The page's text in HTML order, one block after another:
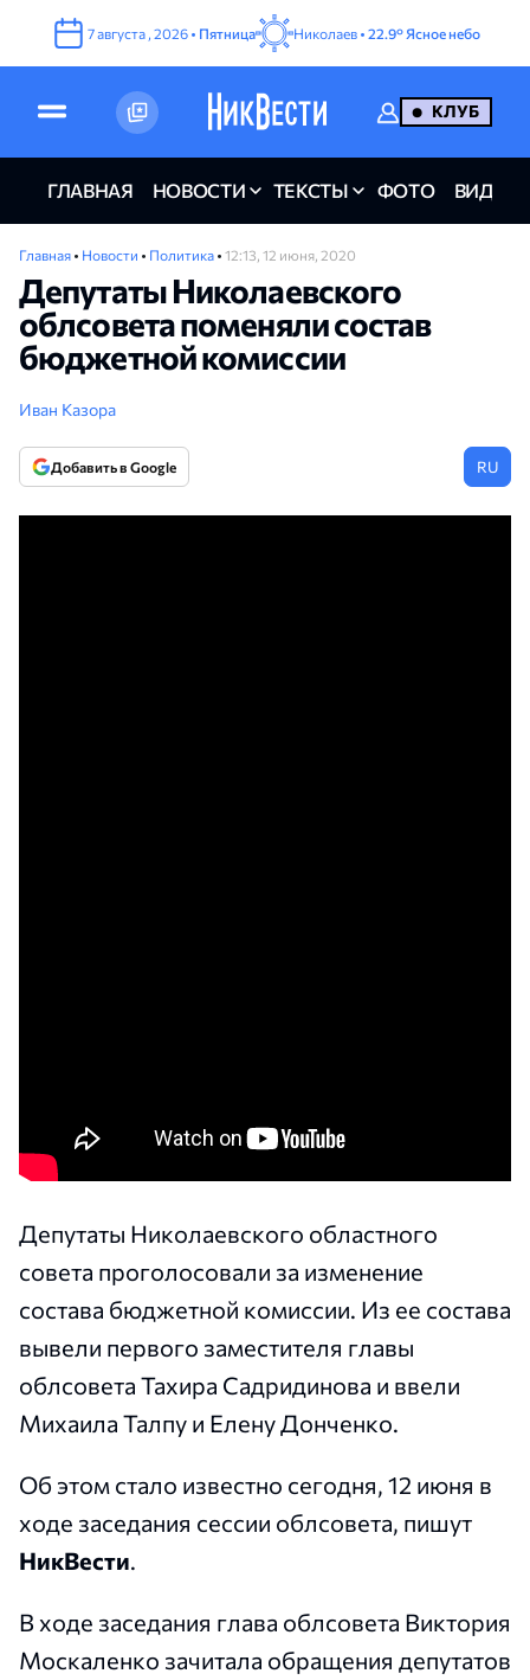
7августа , 2026 • Пятница Николаев • 22.9° Ясное небо
КЛУБ
ГЛАВНАЯ НОВОСТИ ТЕКСТЫ ФОТО ВИДЕО
Главная • Новости • Политика • 12:13, 12 июня, 2020
Депутаты Николаевского
облсовета поменяли состав
бюджетной комиссии
Иван Казора
Добавить в Google RU
Депутаты Николаевского областного
совета проголосовали за изменение
состава бюджетной комиссии. Из ее состава
вывели первого заместителя главы
облсовета Тахира Садридинова и ввели
Михаила Талпу и Елену Донченко.
Об этом стало известно сегодня, 12 июня в
ходе заседания сессии облсовета, пишут
НикВести.
В ходе заседания глава облсовета Виктория
Москаленко зачитала обращения депутатов